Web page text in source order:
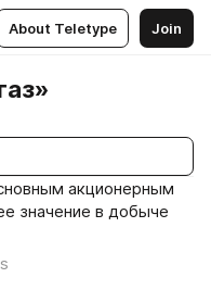
About Teletype Join
акционерным
значение в добыче